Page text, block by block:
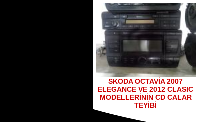
bora golf4 toledo octavia
leon çıkma direksiyon
kutusu
Ürün Kodu : skoda octavia 1.6 benzinli
a4 kasa çıkma şanzımanlar
açılmamış temiz muayer
SKODA OCTAVİA 2007
ELEGANCE VE 2012 CLASIC
MODELLERİNİN CD CALAR
TEYİBİ